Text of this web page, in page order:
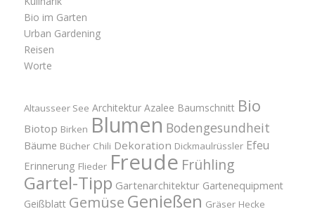
Bio im Garten
Urban Gardening
Reisen
Worte
Altausseer See Architektur Azalee Baumschnitt Bio
Biotop Birken Blumen Bodengesundheit
Bäume Bücher Chili Dekoration Dickmaulrüssler Efeu
Erinnerung Flieder Freude Frühling
Gartel-Tipp Gartenarchitektur Gartenequipment
Geißblatt Gemüse Genießen Gräser Hecke